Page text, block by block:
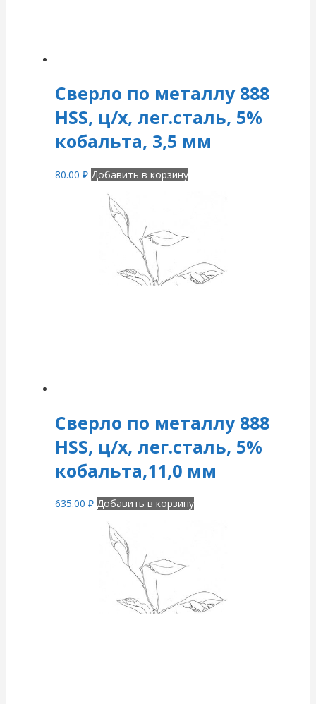
Сверло по металлу 888
HSS, ц/х, лег.сталь, 5%
кобальта, 3,5 мм
80.00 ₽ Добавить в корзину
Сверло по металлу 888
HSS, ц/х, лег.сталь, 5%
кобальта,11,0 мм
635.00 ₽ Добавить в корзину